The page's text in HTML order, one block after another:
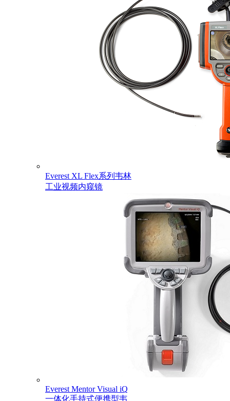
Everest XL Flex系列韦林
工业视频内窥镜
Everest Mentor Visual iQ
一体化手持式便携型韦